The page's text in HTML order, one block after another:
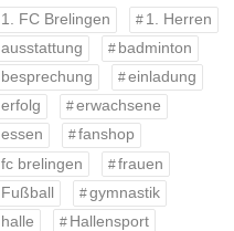
1. FC Brelingen
1. Herren
ausstattung
badminton
besprechung
einladung
erfolg
erwachsene
essen
fanshop
fc brelingen
frauen
Fußball
gymnastik
halle
Hallensport